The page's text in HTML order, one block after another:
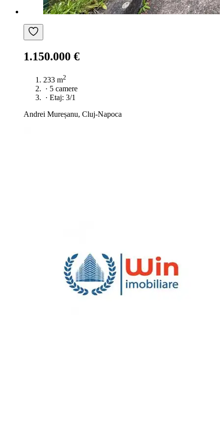
1.150.000 €
233 m2
· 5 camere
· Etaj: 3/1
Andrei Mureșanu, Cluj-Napoca